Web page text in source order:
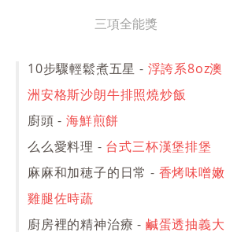
三項全能獎
10步驟輕鬆煮五星 - 浮誇系8oz澳
洲安格斯沙朗牛排照燒炒飯
廚頭 - 海鮮煎餅
么么愛料理 - 台式三杯漢堡排堡
麻麻和加穂子的日常 - 香烤味噌嫩
雞腿佐時蔬
廚房裡的精神治療 - 鹹蛋透抽義大